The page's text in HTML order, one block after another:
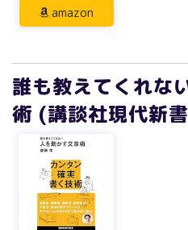
amazon
誰も教えてくれな
術 (講談社現代新